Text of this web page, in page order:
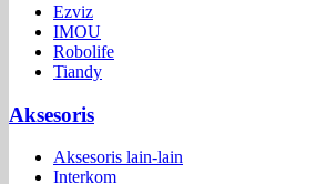
Ezviz
IMOU
Robolife
Tiandy
Aksesoris
Aksesoris lain-lain
Interkom